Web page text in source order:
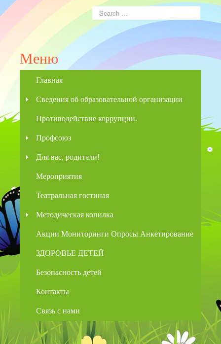
Меню
Главная
Сведения об образовательной организации
Противодействие коррупции.
Профсоюз
Для вас, родители!
Мероприятия
Театральная гостиная
Методическая копилка
Акции Мониторинги Опросы Анкетирование
ЗДОРОВЬЕ ДЕТЕЙ
Безопасность детей
Контакты
Связь с нами